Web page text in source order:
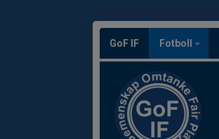
GoF IF Fotboll